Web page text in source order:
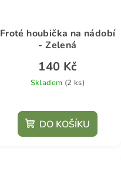
Froté houbička na nádobí
- Zelená
140 Kč
Skladem (2 ks)
DO KOŠÍKU